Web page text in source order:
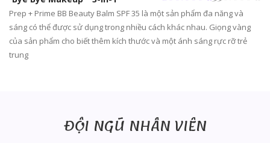
Prep + Prime BB Beauty Balm SPF 35 là một sản phẩm đa năng và
sáng có thể được sử dụng trong nhiều cách khác nhau. Giọng vàng
của sản phẩm cho biết thêm kích thước và một ánh sáng rực rỡ trẻ
trung
ĐỘI NGŨ NHÂN VIÊN